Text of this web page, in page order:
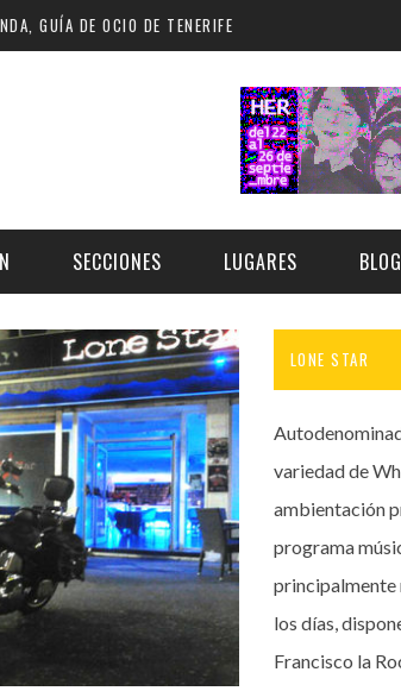
GUÍA DE OCIO DE TENERIFE
LUGAR
Norte
Santa Cruz | La
Islas
SECCIONES
MÚSICA
ESCÉNICAS
CULTURA
GASTRONOMÍA
INFANTIL
LUGARES
ARTE | MUSEOS
SALAS Y AUDITORIOS
ESPACIOS CULTURALES
NOCHE
LOCALES CON ACTUACIONES
COMERCIO
LONE STAR
variedad de
ambientación
programa
principalmente
los días,
Francisco la